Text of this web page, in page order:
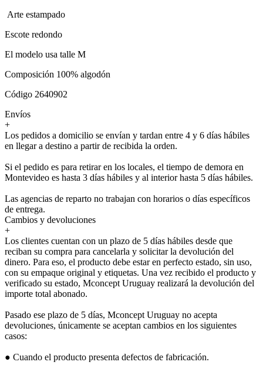
Arte estampado
Escote redondo
El modelo usa talle M
Composición 100% algodón
Código 2640902
Envíos
+
Los pedidos a domicilio se envían y tardan entre 4 y 6 días hábiles
en llegar a destino a partir de recibida la orden.
Si el pedido es para retirar en los locales, el tiempo de demora en
Montevideo es hasta 3 días hábiles y al interior hasta 5 días hábiles.
Las agencias de reparto no trabajan con horarios o días específicos
de entrega.
Cambios y devoluciones
+
Los clientes cuentan con un plazo de 5 días hábiles desde que
reciban su compra para cancelarla y solicitar la devolución del
dinero. Para eso, el producto debe estar en perfecto estado, sin uso,
con su empaque original y etiquetas. Una vez recibido el producto y
verificado su estado, Mconcept Uruguay realizará la devolución del
importe total abonado.
Pasado ese plazo de 5 días, Mconcept Uruguay no acepta
devoluciones, únicamente se aceptan cambios en los siguientes
casos:
● Cuando el producto presenta defectos de fabricación.